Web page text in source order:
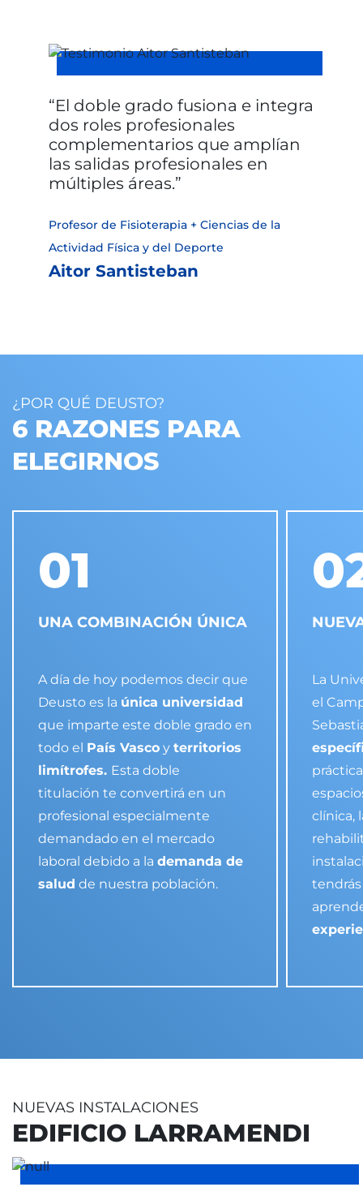
El doble grado fusiona e integra
dos roles profesionales
complementarios que amplían
las salidas profesionales en
múltiples áreas.
Profesor de Fisioterapia + Ciencias de la
Actividad Física y del Deporte
Aitor Santisteban
¿POR QUÉ DEUSTO?
6 RAZONES PARA
ELEGIRNOS
01
UNA COMBINACIÓN ÚNICA
A día de hoy podemos decir que
Deusto es la única universidad
que imparte este doble grado en
todo el País Vasco y territorios
limítrofes. Esta doble
titulación te convertirá en un
profesional especialmente
demandado en el mercado
laboral debido a la demanda de
salud de nuestra población.
La
el
clínica,
NUEVAS INSTALACIONES
EDIFICIO LARRAMENDI